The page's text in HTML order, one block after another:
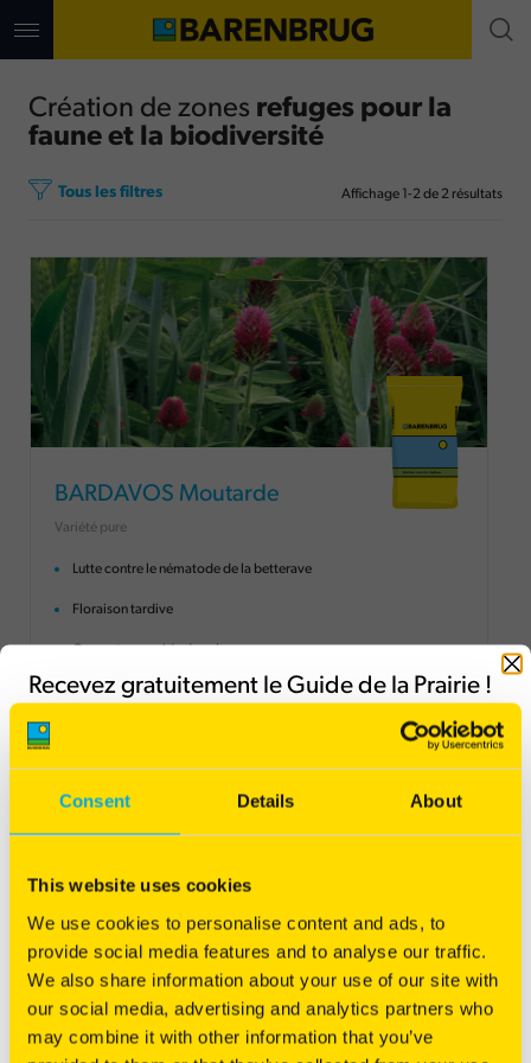
Consent Details About
This website uses cookies
We use cookies to personalise content and ads, to
provide social media features and to analyse our traffic.
We also share information about your use of our site with
our social media, advertising and analytics partners who
may combine it with other information that you’ve
au
contenu
principal
Création de zones refuges pour la
faune et la biodiversité
Affichage 1 -2de 2 résultats
Tous les filtres
BARDAVOS Moutarde
Variété pure
Lutte contre le nématode de la betterave
Floraison tardive
Couverture rapide du sol
Floramix Viti Arbo
Fermer
Recevez gratuitement le Guide de la Prairie !